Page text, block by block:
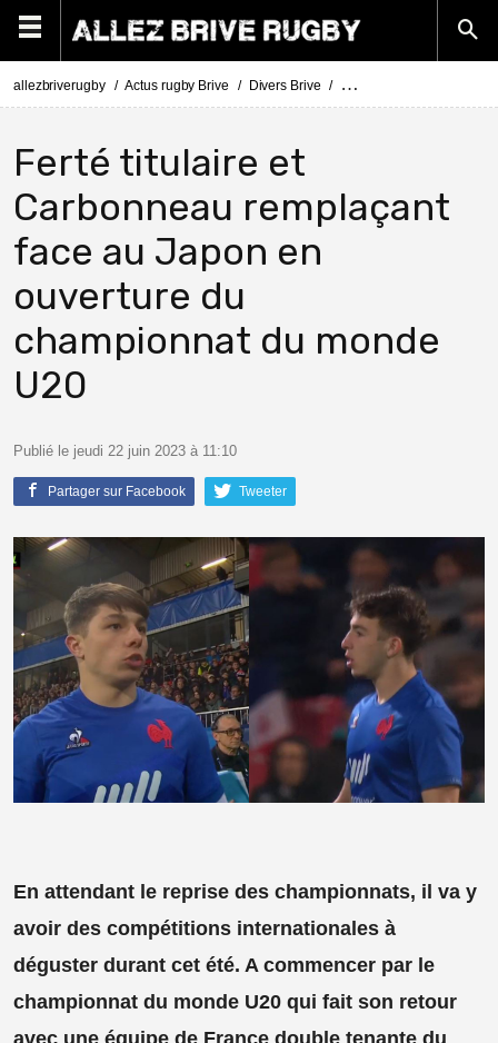
allezbriverugby Actus rugby Brive Divers Brive Mathis Ferté titulaire et
Ferté titulaire et
Carbonneau remplaçant
face au Japon en
ouverture du
championnat du monde
U20
Publié le jeudi 22 juin 2023 à 11:10
Partager sur Facebook Tweeter
En attendant le reprise des championnats, il va y
avoir des compétitions internationales à
déguster durant cet été. A commencer par le
championnat du monde U20 qui fait son retour
avec une équipe de France double tenante du